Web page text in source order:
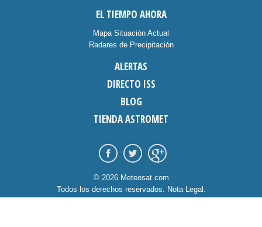
EL TIEMPO AHORA
Mapa Situación Actual
Radares de Precipitación
ALERTAS
DIRECTO ISS
BLOG
TIENDA ASTROMET
© 2026 Meteosat.com
Todos los derechos reservados. Nota Legal .